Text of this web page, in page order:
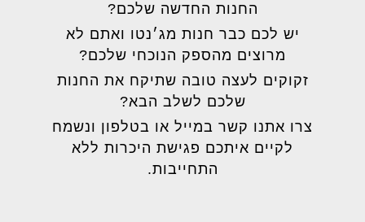
החנות החדשה שלכם?
יש לכם כבר חנות מג׳נטו ואתם לא
מרוצים מהספק הנוכחי שלכם?
זקוקים לעצה טובה שתיקח את החנות
שלכם לשלב הבא?
צרו אתנו קשר במייל או בטלפון ונשמח
לקיים איתכם פגישת היכרות ללא
התחייבות.